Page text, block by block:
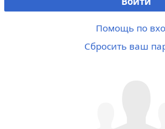
Помощь по
Сбросить ваш